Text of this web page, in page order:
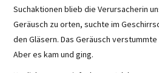
Suchaktionen blieb die Verursacherin
Geräusch zu orten, suchte im
den Gläsern. Das Geräusch
Aber es kam und ging.